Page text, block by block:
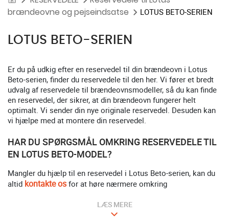
brændeovne og pejseindsatse
LOTUS BETO-SERIEN
LOTUS BETO-SERIEN
Er du på udkig efter en reservedel til din brændeovn i Lotus
Beto-serien, finder du reservedele til den her. Vi fører et bredt
udvalg af reservedele til brændeovnsmodeller, så du kan finde
en reservedel, der sikrer, at din brændeovn fungerer helt
optimalt. Vi sender din nye originale reservedel. Desuden kan
vi hjælpe med at montere din reservedel.
HAR DU SPØRGSMÅL OMKRING RESERVEDELE TIL
EN LOTUS BETO-MODEL?
Mangler du hjælp til en reservedel i Lotus Beto-serien, kan du
altid kontakte os for at høre nærmere omkring
LÆS MERE